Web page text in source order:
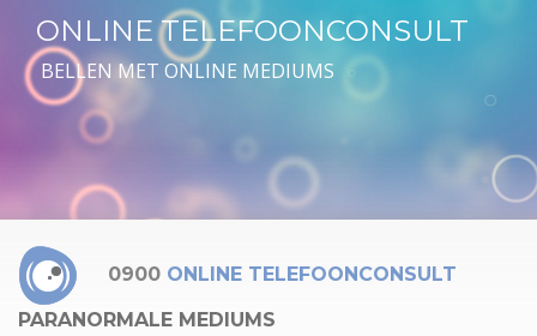
ONLINE TELEFOONCONSULT
BELLEN MET ONLINE MEDIUMS
0900 ONLINE TELEFOONCONSULT
PARANORMALE MEDIUMS